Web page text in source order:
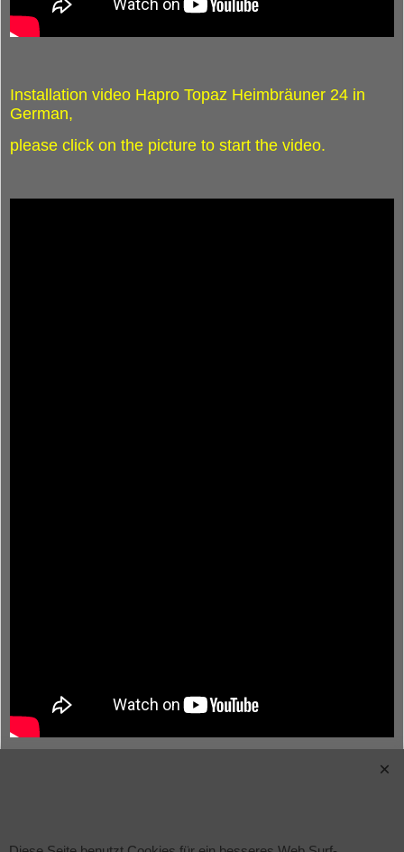
Installation video Hapro Topaz Heimbräuner 24 in
German,
please click on the picture to start the video.